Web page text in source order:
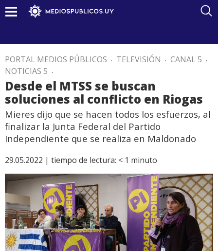
PORTAL MEDIOS PÚBLICOS . TELEVISIÓN . CANAL 5 .
NOTICIAS 5 .
Desde el MTSS se buscan
soluciones al conflicto en Riogas
Mieres dijo que se hacen todos los esfuerzos, al
finalizar la Junta Federal del Partido
Independiente que se realiza en Maldonado
29.05.2022 | tiempo de lectura: < 1 minuto